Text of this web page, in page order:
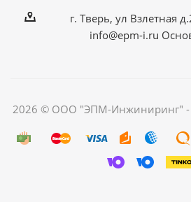
г. Тверь, ул Взлетная
info@epm-i.ru
2026 © ООО "ЭПМ-Инжиниринг" -